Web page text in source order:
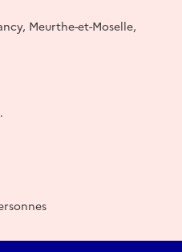
Meurthe-et-Moselle,